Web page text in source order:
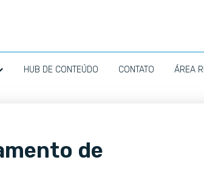
HUB DE CONTEÚDO CONTATO ÁREA
de